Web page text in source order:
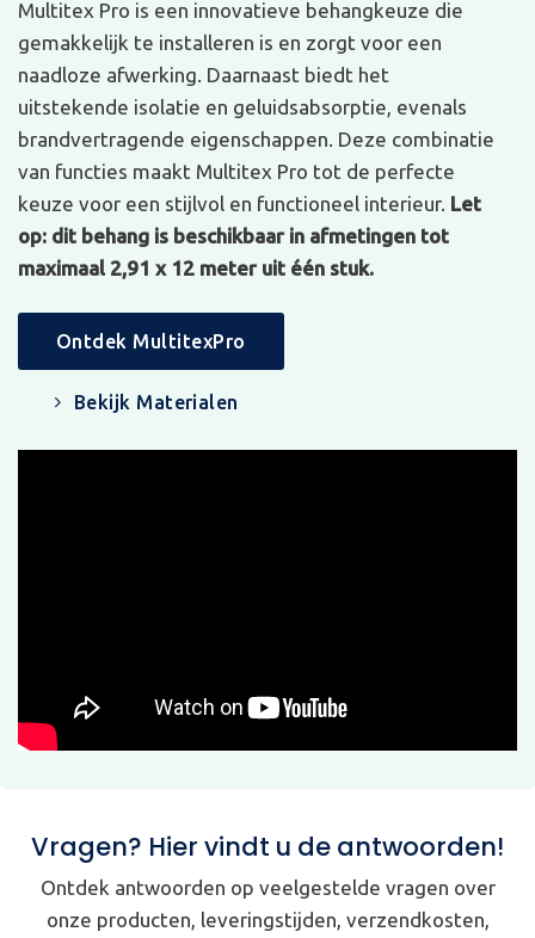
Multitex Pro is een innovatieve behangkeuze die
gemakkelijk te installeren is en zorgt voor een
naadloze afwerking. Daarnaast biedt het
uitstekende isolatie en geluidsabsorptie, evenals
brandvertragende eigenschappen. Deze combinatie
van functies maakt Multitex Pro tot de perfecte
keuze voor een stijlvol en functioneel interieur. Let
op: dit behang is beschikbaar in afmetingen tot
maximaal 2,91 x 12 meter uit één stuk.
Ontdek MultitexPro
Bekijk Materialen
Vragen? Hier vindt u de antwoorden!
Ontdek antwoorden op veelgestelde vragen over
onze producten, leveringstijden, verzendkosten,